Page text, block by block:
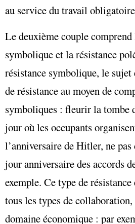
au service du travail
Le deuxième couple comprend
symbolique et la résistance
résistance symbolique, le
de résistance au moyen de
symboliques : fleurir la tombe
jour où les occupants
l’anniversaire de Hitler, ne
jour anniversaire des accords
exemple. Ce type de
tous les types de
domaine économique : par